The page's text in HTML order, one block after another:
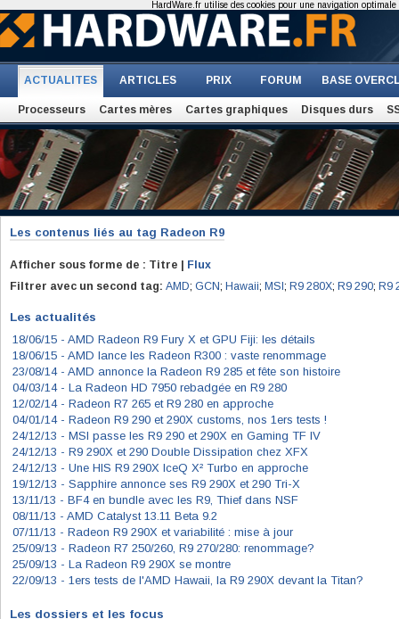
ACTUALITES ARTICLES PRIX FORUM BASE
Processeurs Cartes mères Cartes graphiques Disques durs
Les contenus liés au tag Radeon R9
Afficher sous forme de : Titre |
Flux
Filtrer avec un second tag: AMD; GCN; Hawaii; MSI ; R9 280X; R9 290; R9
Les actualités
18/06/15 - AMD Radeon R9 Fury X et GPU Fiji: les détails
18/06/15 - AMD lance les Radeon R300 : vaste renommage
23/08/14 - AMD annonce la Radeon R9 285 et fête son histoire
04/03/14 - La Radeon HD 7950 rebadgée en R9 280
12/02/14 - Radeon R7 265 et R9 280 en approche
04/01/14 - Radeon R9 290 et 290X customs, nos 1ers tests !
24/12/13 - MSI passe les R9 290 et 290X en Gaming TF IV
24/12/13 - R9 290X et 290 Double Dissipation chez XFX
24/12/13 - Une HIS R9 290X IceQ X² Turbo en approche
19/12/13 - Sapphire annonce ses R9 290X et 290 Tri-X
13/11/13 - BF4 en bundle avec les R9, Thief dans NSF
08/11/13 - AMD Catalyst 13.11 Beta 9.2
07/11/13 - Radeon R9 290X et variabilité : mise à jour
25/09/13 - Radeon R7 250/260, R9 270/280: renommage?
25/09/13 - La Radeon R9 290X se montre
22/09/13 - 1ers tests de l'AMD Hawaii, la R9 290X devant la Titan?
Les dossiers et les focus
HardWare.fr utilise des cookies pour une navigation